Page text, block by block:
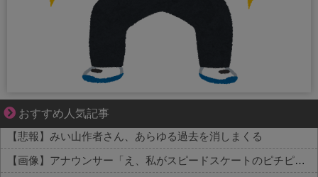
おすすめ人気記事
小さなすれ違いが、夫を追い詰めていく
【悲報】みい山作者さん、あらゆる過去を消しまくる
【画像】アナウンサー「え、私がスピードスケートのピチピチユニフォーム着るんですか…？ﾑﾁｨ！！」←これはお前らに刺さるやろw w w w w w w w